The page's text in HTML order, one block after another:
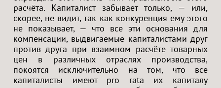
расчёта. Капиталист забывает только, — или,
скорее, не видит, так как конкуренция ему этого
не показывает, — что все эти основания для
компенсации, выдвигаемые капиталистами друг
против друга при взаимном расчёте товарных
цен в различных отраслях производства,
покоятся исключительно на том, что все
капиталисты имеют pro rata их капиталу